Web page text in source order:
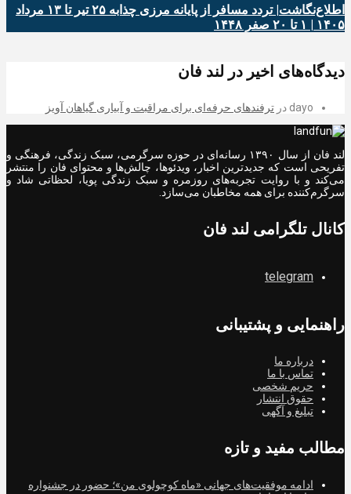
اطلاع‌نگاشت| تردد مسافر از پایانه‌ مرزی چذابه ۲۵ تیر تا ۱۳ مرداد
۱۴۰۵ | ۱ تا ۲۰ صفر ۱۴۴۸
دیدگاه‌های اخیر در لند فان
dayo در ترفندهای حرفه‌ای برای مراقبت و آبیاری گیاهان آویز
لند فان از سال ۱۳۹۰ رسانه‌ای در حوزه سرگرمی، سبک زندگی، فرهنگی و
تفریحی است که جدیدترین اخبار، ویدئوها، چالش‌ها و محتوای فان را منتشر
می‌کند و با روایت تجربه‌های روزمره و سبک زندگی پویا، لحظاتی شاد و
سرگرم‌کننده برای همه مخاطبان می‌سازد.
کانال تلگرامی لند فان
telegram
راهنمایی و پشتیبانی
درباره ما
تماس با ما
حریم شخصی
حقوق انتشار
تبلیغ و آگهی
مطالب مفید و تازه
ادامه موفقیت‌های جهانی «ماه کوچولوی من»؛ حضور در جشنواره